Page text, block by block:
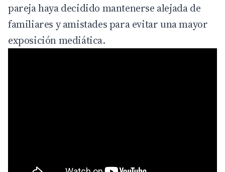
pareja haya decidido mantenerse alejada de
familiares y amistades para evitar una mayor
exposición mediática.